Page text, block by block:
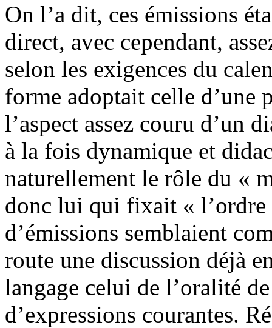
On l’a dit, ces émissions
direct, avec cependant,
selon les exigences du
forme adoptait celle d’une
l’aspect assez couru d’un
à la fois dynamique et
naturellement le rôle du «
donc lui qui fixait « l’ordre
d’émissions semblaient
route une discussion déjà
langage celui de l’oralité
d’expressions courantes.